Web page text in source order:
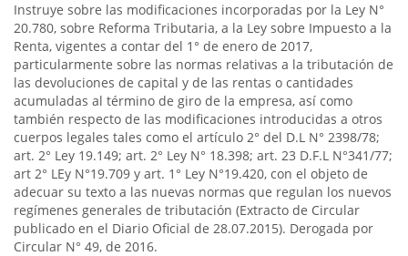
Instruye sobre las modificaciones incorporadas por la Ley N°
20.780, sobre Reforma Tributaria, a la Ley sobre Impuesto a la
Renta, vigentes a contar del 1° de enero de 2017,
particularmente sobre las normas relativas a la tributación de
las devoluciones de capital y de las rentas o cantidades
acumuladas al término de giro de la empresa, así como
también respecto de las modificaciones introducidas a otros
cuerpos legales tales como el artículo 2° del D.L N° 2398/78;
art. 2° Ley 19.149; art. 2° Ley N° 18.398; art. 23 D.F.L N°341/77;
art 2° LEy N°19.709 y art. 1° Ley N°19.420, con el objeto de
adecuar su texto a las nuevas normas que regulan los nuevos
regímenes generales de tributación (Extracto de Circular
publicado en el Diario Oficial de 28.07.2015). Derogada por
Circular N° 49, de 2016.